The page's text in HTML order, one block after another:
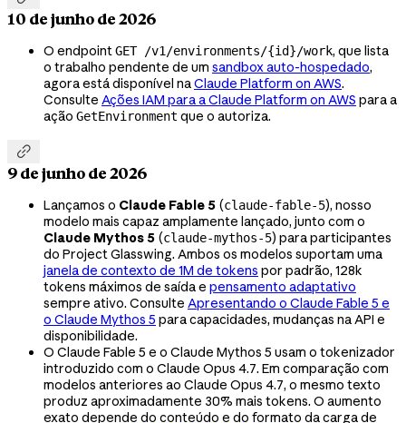
10 de junho de 2026
O endpointGET /v1/environments/{id}/work, que lista
o trabalho pendente de um sandbox auto-hospedado,
agora está disponível naClaude Platform on AWS.
Consulte Ações IAM para a Claude Platform on AWS para a
ação GetEnvironment que o autoriza.

9 de junho de 2026
Lançamos o Claude Fable 5 (claude-fable-5), nosso
modelo mais capaz amplamente lançado, junto com o
Claude Mythos 5 (claude-mythos-5) para participantes
do Project Glasswing. Ambos os modelos suportam uma
janela de contexto de 1M de tokens por padrão, 128k
tokens máximos de saída e pensamento adaptativo
sempre ativo. Consulte Apresentando o Claude Fable 5 e
o Claude Mythos 5 para capacidades, mudanças na API e
disponibilidade.
O Claude Fable 5 e o Claude Mythos 5 usam o tokenizador
introduzido com o Claude Opus 4.7. Em comparação com
modelos anteriores ao Claude Opus 4.7, o mesmo texto
produz aproximadamente 30% mais tokens. O aumento
exato depende do conteúdo e do formato da carga de